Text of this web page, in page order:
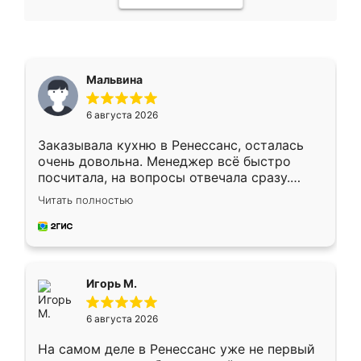
Мальвина
6 августа 2026
Заказывала кухню в Ренессанс, осталась
очень довольна. Менеджер всё быстро
посчитала, на вопросы отвечала сразу.
Замерщик приехал в субботу, подошёл к
делу со всей ответственностью. Собрали
за день, ребята работали аккуратно, даже
Читать полностью
Игорь М.
6 августа 2026
На самом деле в Ренессанс уже не первый